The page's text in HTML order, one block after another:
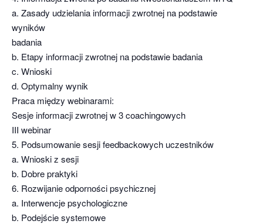
a. Zasady udzielania informacji zwrotnej na podstawie
wyników
badania
b. Etapy informacji zwrotnej na podstawie badania
c. Wnioski
d. Optymalny wynik
Praca między webinarami:
Sesje informacji zwrotnej w 3 coachingowych
III webinar
5. Podsumowanie sesji feedbackowych uczestników
a. Wnioski z sesji
b. Dobre praktyki
6. Rozwijanie odporności psychicznej
a. Interwencje psychologiczne
b. Podejście systemowe